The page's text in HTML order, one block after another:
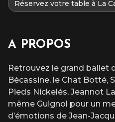
Réservez votre table à La
A PROPOS
Retrouvez le grand ballet
Bécassine, le Chat Botté,
Pieds Nickelés, Jeannot
même Guignol pour un
d’émotions de Jean-